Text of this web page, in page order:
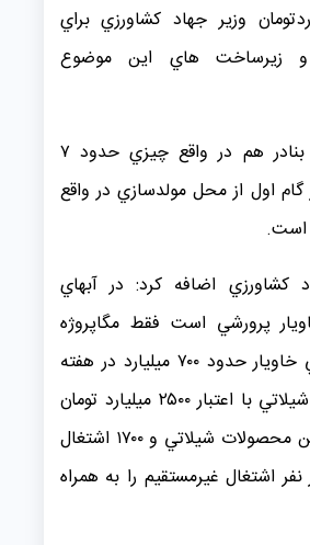
ميلياردتومان وزير جهاد كشاورزي براي
زيرساخت هاي اين موضوع
به گفته وي، در بنادر هم در واقع چيزي حدود ۷
گام اول از محل مولدسازي در واقع
است.
كشاورزي اضافه كرد: در آبهاي
پرورشي است فقط مگاپروژه
پرورش ۵ هزارتني خاويار حدود ۷۰۰ ميليارد در هفته
دولت ۱۵۴ پروژه شيلاتي با اعتبار ۲۵۰۰ ميليارد تومان
كه توليد ۱۸ هزارتن محصولات شيلاتي و ۱۷۰۰ اشتغال
و ۳ هزار نفر اشتغال غيرمستقيم را به همراه